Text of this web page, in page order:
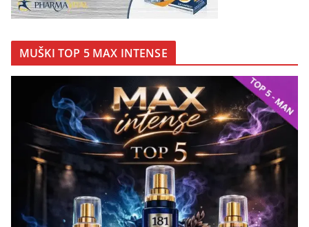
MUŠKI TOP 5 MAX INTENSE